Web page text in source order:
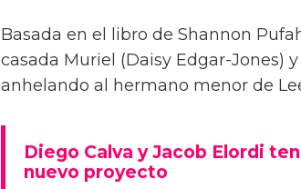
Basada en el libro de Shannon
casada Muriel (Daisy Edgar-Jones)
anhelando al hermano menor de
Diego Calva y Jacob Elordi
nuevo proyecto